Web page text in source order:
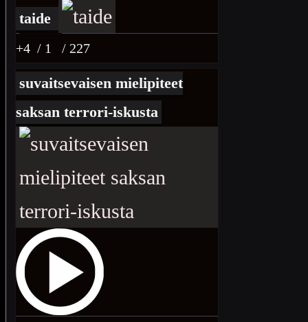
taide
+4 / 1 / 227
suvaitsevaisen mielipiteet
saksan terrori-iskusta